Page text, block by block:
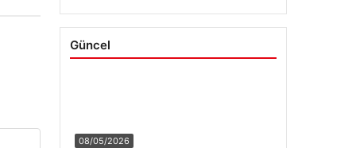
Güncel
08/05/2026